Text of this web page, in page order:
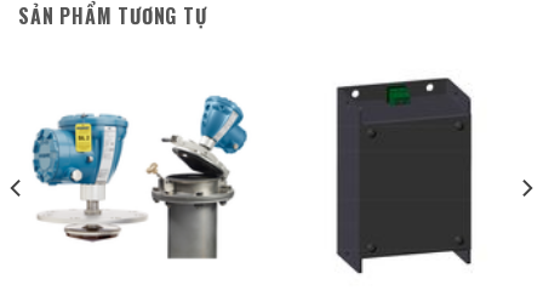
SẢN PHẨM TƯƠNG TỰ